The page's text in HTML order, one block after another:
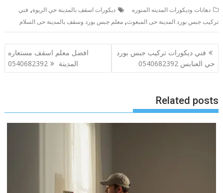
دهانات وديكورات المدينه المنوره دیكورات اسقف بالمدینة حي الربوة, فني
تركیب جبس بورد المدینة حى المبعوث,معلم جبس بورد وسقف بالمدینة حى السلام
تصفّح
المقالات
فني ديكورات تركيب جبس بورد
حي العنابس 0540682392
افضل معلم اسقف مستعاره
المدينة 0540682392
Related posts